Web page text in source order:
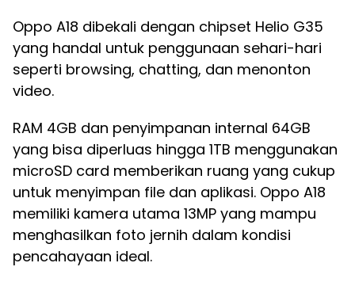
Oppo A18 dibekali dengan chipset Helio G35
yang handal untuk penggunaan sehari-hari
seperti browsing, chatting, dan menonton
video.
RAM 4GB dan penyimpanan internal 64GB
yang bisa diperluas hingga 1TB menggunakan
microSD card memberikan ruang yang cukup
untuk menyimpan file dan aplikasi. Oppo A18
memiliki kamera utama 13MP yang mampu
menghasilkan foto jernih dalam kondisi
pencahayaan ideal.